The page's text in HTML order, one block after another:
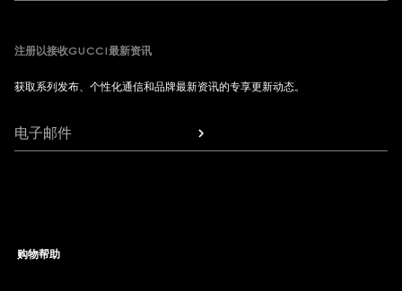
注册以接收GUCCI最新资讯
获取系列发布、个性化通信和品牌最新资讯的专享更新动态。
电子邮件
购物帮助